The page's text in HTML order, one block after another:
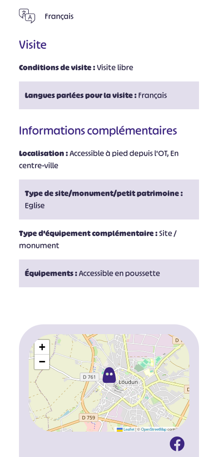
Français
Visite
Conditions de visite :Visite libre
Langues parlées pour la visite :Français
Informations complémentaires
Localisation :Accessible à pied depuis l'OT, En
centre-ville
Type de site/monument/petit patrimoine :
Eglise
Type d'équipement complémentaire :Site /
monument
Équipements :Accessible en poussette
+
−
Leaflet |©OpenStreetMapcontributors